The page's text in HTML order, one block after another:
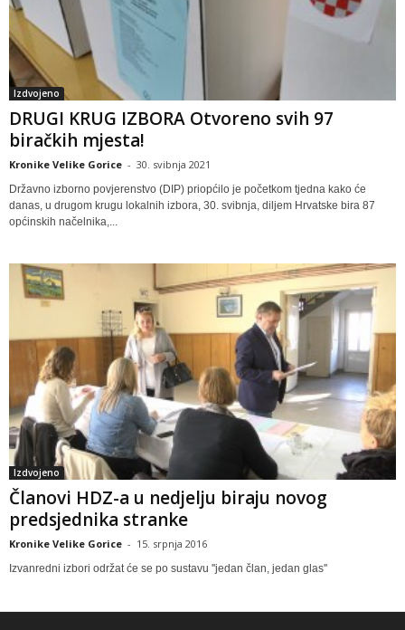
Izdvojeno
DRUGI KRUG IZBORA Otvoreno svih 97
biračkih mjesta!
Kronike Velike Gorice - 30. svibnja 2021
Državno izborno povjerenstvo (DIP) priopćilo je početkom tjedna kako će
danas, u drugom krugu lokalnih izbora, 30. svibnja, diljem Hrvatske bira 87
općinskih načelnika,...
Izdvojeno
Članovi HDZ-a u nedjelju biraju novog
predsjednika stranke
Kronike Velike Gorice - 15. srpnja 2016
Izvanredni izbori održat će se po sustavu ''jedan član, jedan glas''